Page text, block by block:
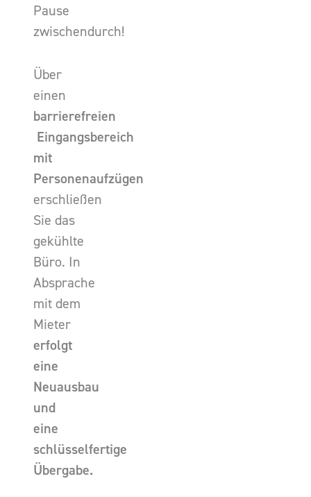
Pause
zwischendurch!
Über
einen
barrierefreien
Eingangsbereich
mit
Personenaufzügen
erschließen
Sie das
gekühlte
Büro. In
Absprache
mit dem
Mieter
erfolgt
eine
Neuausbau
und
eine
schlüsselfertige
Übergabe.